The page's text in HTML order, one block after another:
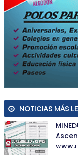
NOTICIAS MÁS